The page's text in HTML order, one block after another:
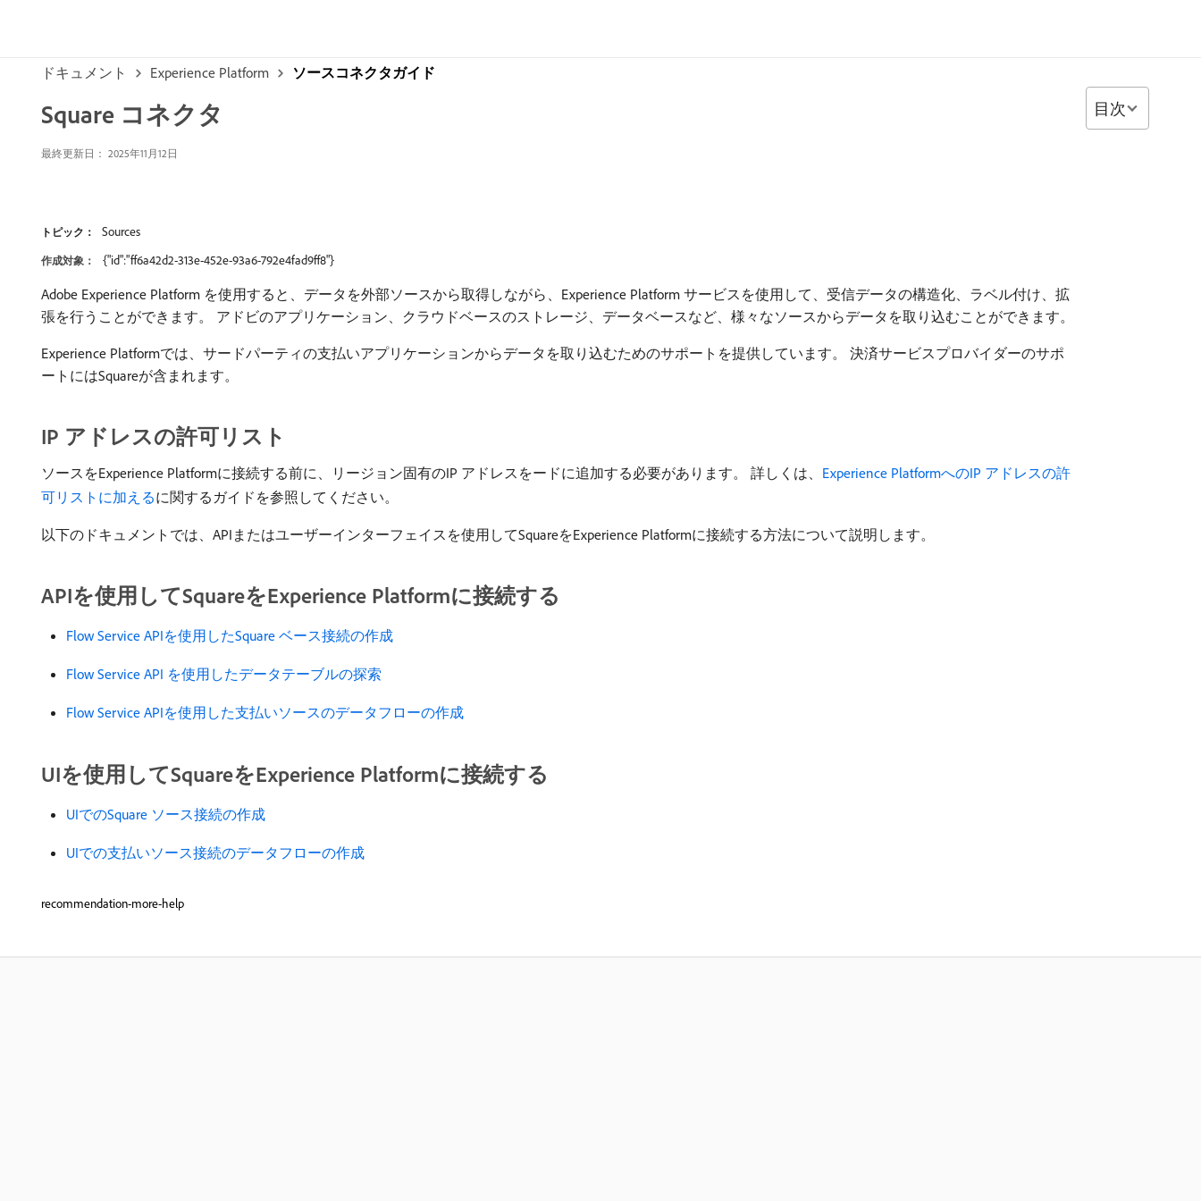
ドキュメント Experience Platform ソースコネクタガイド
Square コネクタ
最終更新日： 2025年11月12日
トピック： Sources
作成対象： {"id":"ff6a42d2-313e-452e-93a6-792e4fad9ff8"}
Adobe Experience Platform を使用すると、データを外部ソースから取得しながら、Experience Platform サービスを使用して、受信データの構造化、ラベル付け、拡
張を行うことができます。 アドビのアプリケーション、クラウドベースのストレージ、データベースなど、様々なソースからデータを取り込むことができます。
Experience Platformでは、サードパーティの支払いアプリケーションからデータを取り込むためのサポートを提供しています。 決済サービスプロバイダーのサポ
ートにはSquareが含まれます。
IP アドレスの許可リスト
ソースをExperience Platformに接続する前に、リージョン固有のIP アドレスをードに追加する必要があります。 詳しくは、 Experience PlatformへのIP アドレスの許
可リストに加えるに関するガイドを参照してください。
以下のドキュメントでは、APIまたはユーザーインターフェイスを使用してSquareをExperience Platformに接続する方法について説明します。
APIを使用してSquareをExperience Platformに接続する
Flow Service APIを使用したSquare ベース接続の作成
Flow Service API を使用したデータテーブルの探索
Flow Service APIを使用した支払いソースのデータフローの作成
UIを使用してSquareをExperience Platformに接続する
UIでのSquare ソース接続の作成
UIでの支払いソース接続のデータフローの作成
recommendation-more-help
目次